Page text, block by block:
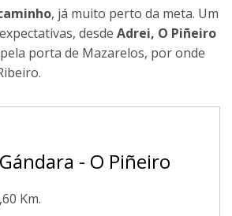
, já muito perto da meta. Um
desde Adrei, O Piñeiro
porta de Mazarelos, por onde
- O Piñeiro
Km.